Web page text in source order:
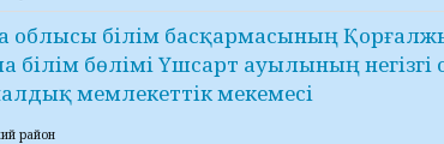
облысы білім басқармасының
білім бөлімі Үшсарт ауылының негізгі
мемлекеттік мекемесі
район